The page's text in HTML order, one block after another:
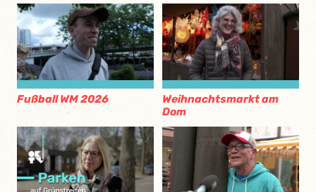
Fußball WM 2026
Weihnachtsmarkt am
Dom